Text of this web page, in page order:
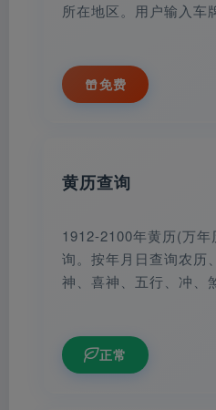
所在地区。用户输入车
免费
黄历查询
1912-2100年黄历(万年
询。按年月日查询农历
神、喜神、五行、冲、
神、凶神、吉神宜趋、
历信息。
正常